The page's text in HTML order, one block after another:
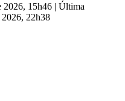
2026, 15h46 | Última
2026, 22h38